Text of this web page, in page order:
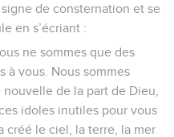
de consternation et se
en s’écriant :
ne sommes que des
à vous. Nous sommes
de la part de Dieu,
idoles inutiles pour vous
créé le ciel, la terre, la mer